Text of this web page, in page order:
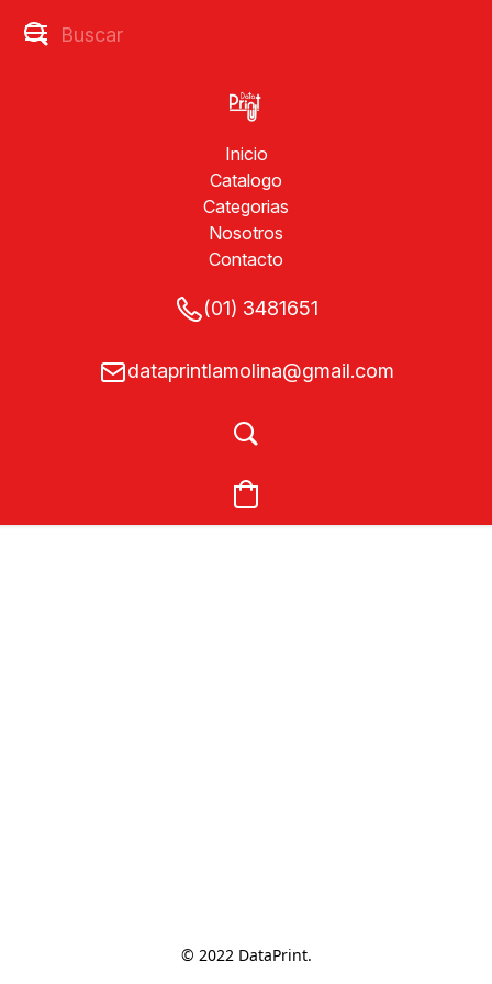
Inicio
Catalogo
Categorias
Nosotros
Contacto
(01) 3481651
dataprintlamolina@gmail.com
© 2022 DataPrint.